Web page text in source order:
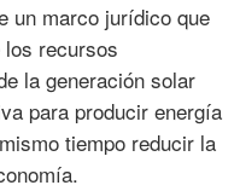
un marco jurídico que
los recursos
la generación solar
para producir energía
tiempo reducir la